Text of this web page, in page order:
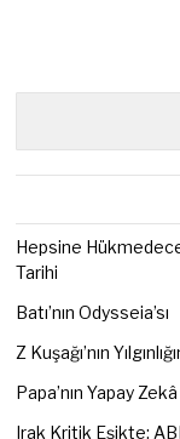
Hepsine
Tarihi
Batı’nın Odysseia’sı
Z Kuşağı’nın
Papa’nın Yapay
Irak Kritik Eşikte: